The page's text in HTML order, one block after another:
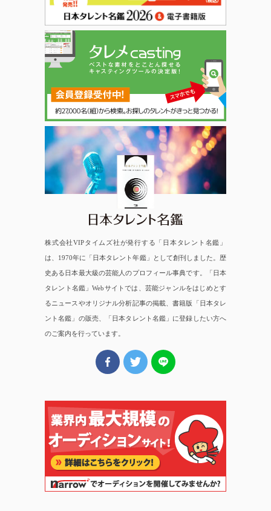
日本タレント名鑑
株式会社VIPタイムズ社が発行する「日本タレント名鑑」
は、1970年に「日本タレント年鑑」として創刊しました。歴
史ある日本最大級の芸能人のプロフィール事典です。「日本
タレント名鑑」Webサイトでは、芸能ジャンルをはじめとす
るニュースやオリジナル分析記事の掲載、書籍版「日本タレ
ント名鑑」の販売、「日本タレント名鑑」に登録したい方へ
のご案内を行っています。